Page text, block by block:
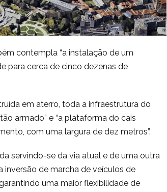
contempla “a instalação de um
para cerca de cinco dezenas de
em aterro, toda a infraestrutura do
armado” e “a plataforma do cais
com uma largura de dez metros”.
servindo-se da via atual e de uma outra
inversão de marcha de veículos de
uma maior flexibilidade de